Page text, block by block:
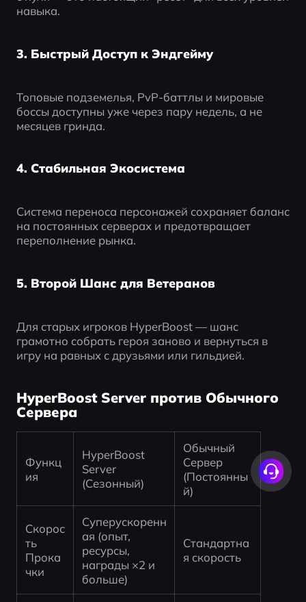
навыка.
3. Быстрый Доступ к Эндгейму
Топовые подземелья, PvP-баттлы и мировые
боссы доступны уже через пару недель, а не
месяцев гринда.
4. Стабильная Экосистема
Система переноса персонажей сохраняет баланс
на постоянных серверах и предотвращает
переполнение рынка.
5. Второй Шанс для Ветеранов
Для старых игроков HyperBoost — шанс
грамотно собрать героя заново и вернуться в
игру на равных с друзьями или гильдией.
HyperBoost Server против Обычного
Сервера
Функц
ия
HyperBoost
Server
(Сезонный)
Обычный
Сервер
(Постоянны
й)
Скорос
ть
Прока
чки
Суперускоренн
ая (опыт,
ресурсы,
награды ×2 и
больше)
Стандартна
я скорость